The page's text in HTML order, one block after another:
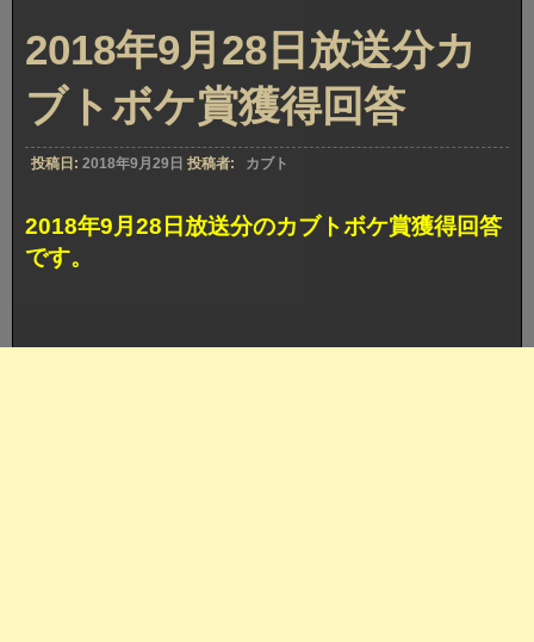
2018年9月28日放送分カ
ブトボケ賞獲得回答
投稿日: 2018年9月29日 投稿者: カブト
2018年9月28日放送分のカブトボケ賞獲得回答
です。